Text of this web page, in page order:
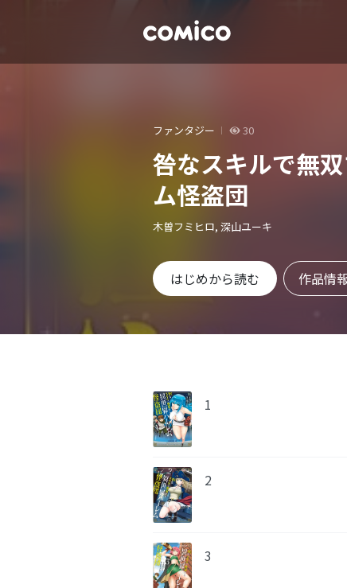
ファンタジー 30
咎なスキルで無
ム怪盗団
木曽フミヒロ, 深山ユーキ
はじめから読む 作品情
1
2
3